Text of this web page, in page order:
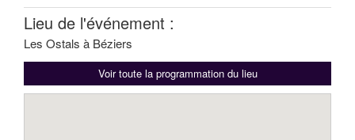
Lieu de l'événement :
Les Ostals à Béziers
Voir toute la programmation du lieu